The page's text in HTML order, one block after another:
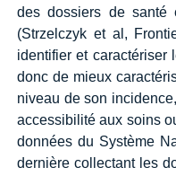
des dossiers de santé
(Strzelczyk et al,
identifier et caractériser
donc de mieux
niveau de son
accessibilité aux soins
données du Système
dernière collectant les